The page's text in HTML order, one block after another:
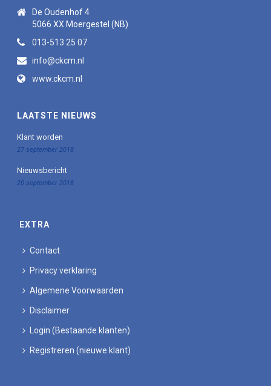
De Oudenhof 4
5066 XX Moergestel (NB)
013-513 25 07
info@ckcm.nl
www.ckcm.nl
LAATSTE NIEUWS
Klant worden
27 september 2018
Nieuwsbericht
20 september 2018
EXTRA
Contact
Privacy verklaring
Algemene Voorwaarden
Disclaimer
Login (Bestaande klanten)
Registreren (nieuwe klant)